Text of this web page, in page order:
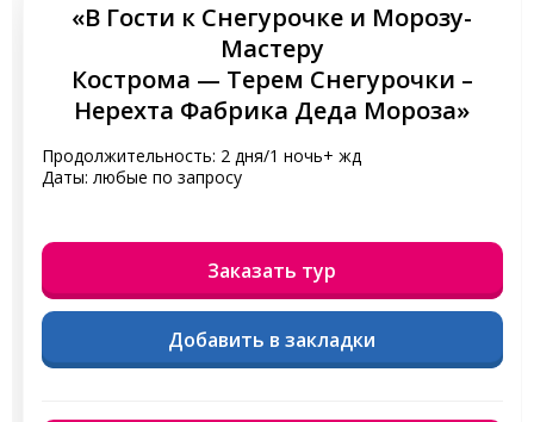
«В Гости к Снегурочке и Морозу-
Мастеру
Кострома — Терем Снегурочки –
Нерехта Фабрика Деда Мороза»
Продолжительность: 2 дня/1 ночь+ жд
Даты: любые по запросу
Заказать тур
Добавить в закладки